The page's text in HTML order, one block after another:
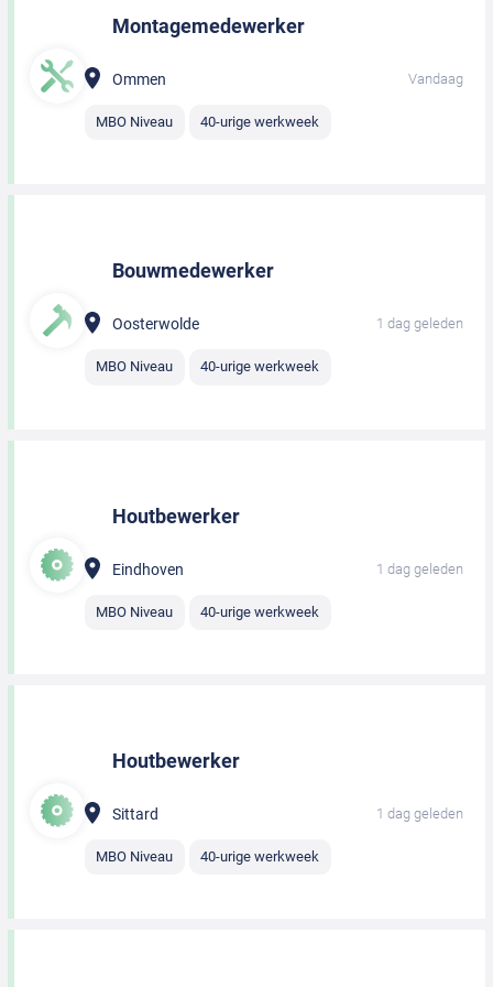
Montagemedewerker
Ommen Vandaag
MBO Niveau 40-urige werkweek
Bouwmedewerker
Oosterwolde 1 dag geleden
MBO Niveau 40-urige werkweek
Houtbewerker
Eindhoven 1 dag geleden
MBO Niveau 40-urige werkweek
Houtbewerker
Sittard 1 dag geleden
MBO Niveau 40-urige werkweek